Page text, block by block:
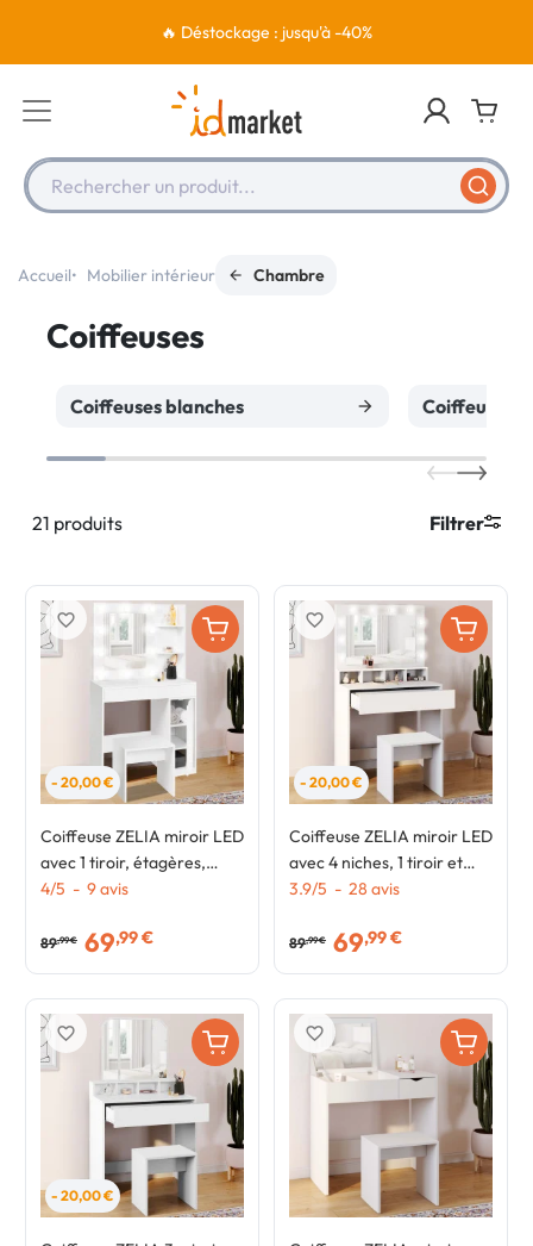
🔥 Déstockage : jusqu'à -40%
Rechercher un produit...
Accueil Mobilier intérieur Chambre
Coiffeuses
Coiffeuses blanches Coiffeuses
21 produits Filtrer
- 20,00 €
Coiffeuse ZELIA miroir LED
avec 1 tiroir, étagères,
caisson de rangement et
4/5 - 9avis
89,99 € 69,99 €
favorite_border
- 20,00 €
Coiffeuse ZELIA miroir LED
avec 4 niches, 1 tiroir et
tabouret
3.9/5 - 28 avis
89,99 € 69,99 €
favorite_border
- 20,00 €
favorite_border favorite_border